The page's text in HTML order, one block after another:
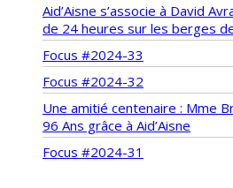
Aid’Aisne s’associe à David
de 24 heures sur les berges de
Focus #2024-33
Focus #2024-32
Une amitié centenaire : Mme
96 Ans grâce à Aid’Aisne
Focus #2024-31